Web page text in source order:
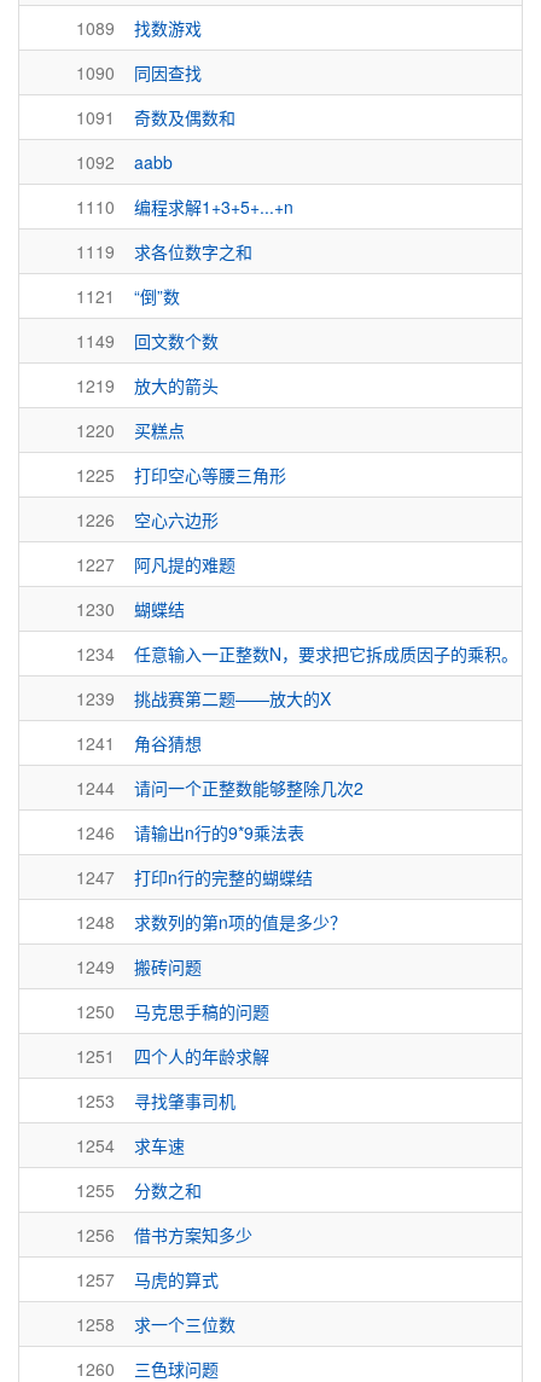
1089
找数游戏
1090
同因查找
1091
奇数及偶数和
1092
aabb
1110
编程求解1+3+5+...+n
1119
求各位数字之和
1121
“倒”数
1149
回文数个数
1219
放大的箭头
1220
买糕点
1225
打印空心等腰三角形
1226
空心六边形
1227
阿凡提的难题
1230
蝴蝶结
1234
任意输入一正整数N，要求把它拆成质因子的乘积。
1239
挑战赛第二题——放大的X
1241
角谷猜想
1244
请问一个正整数能够整除几次2
1246
请输出n行的9*9乘法表
1247
打印n行的完整的蝴蝶结
1248
求数列的第n项的值是多少？
1249
搬砖问题
1250
马克思手稿的问题
1251
四个人的年龄求解
1253
寻找肇事司机
1254
求车速
1255
分数之和
1256
借书方案知多少
1257
马虎的算式
1258
求一个三位数
1260
三色球问题